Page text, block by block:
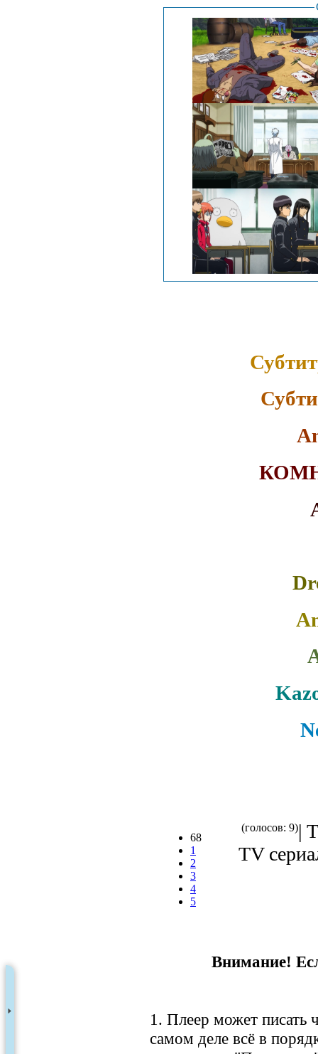
68
1
2
3
4
5
(голосов: 9)|
TV
Внимание!
1. Плеер может писать
самом деле всё в